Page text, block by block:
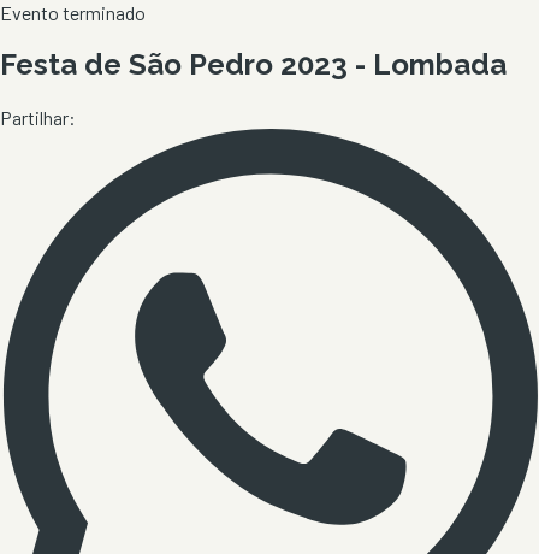
Evento terminado
Festa de São Pedro 2023 - Lombada
Partilhar: